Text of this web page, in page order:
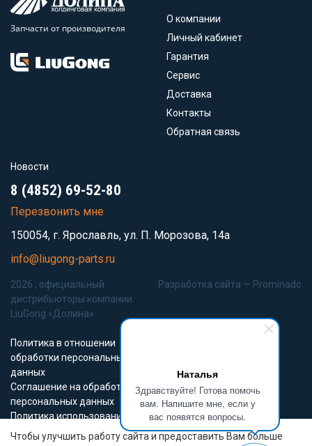
Наталья
Здравствуйте! Готова помочь
вам. Напишите мне, если у
вас появятся вопросы.
Запчасти от производителя
О компании
Личный кабинет
Гарантия
Сервис
Доставка
Контакты
Обратная связь
Новости
8 (4852) 69-52-80
Перезвонить мне
150054, г. Ярославль, ул. П. Морозова, 14а
info@liugong-parts.ru
2026 , официальный
дистрибьюторы компании
LiuGong «Долина»
Политика в отношении
обработки персональных
данных
Соглашение на обработку
персональных данных
Политика использования
Cookie-файлов
Разработка сайта — Prominado
Чтобы улучшить работу сайта и предоставить Вам больше